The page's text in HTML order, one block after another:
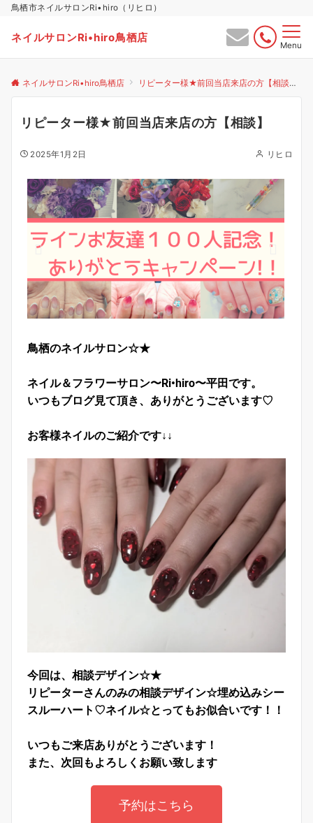
鳥栖市ネイルサロンRi•hiro（リヒロ）
ネイルサロンRi•hiro鳥栖店
Menu
ネイルサロンRi•hiro鳥栖店 リピーター様★前回当店来店の方【相談】
リピーター様★前回当店来店の方【相談】
2025年1月2日 リヒロ
鳥栖のネイルサロン☆★
ネイル＆フラワーサロン〜Ri•hiro〜平田です。
いつもブログ見て頂き、ありがとうございます♡
お客様ネイルのご紹介です↓↓
今回は、相談デザイン☆★
リピーターさんのみの相談デザイン☆埋め込みシー
スルーハート♡ネイル☆とってもお似合いです！！
いつもご来店ありがとうございます！
また、次回もよろしくお願い致します
予約はこちら